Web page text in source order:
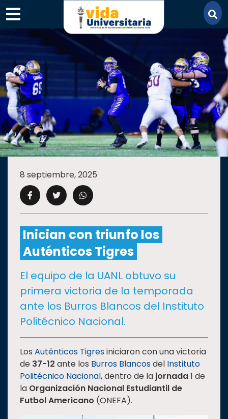
×
SECCIONES
ACADEMIA
CAMPUS UANL
CULTURA
DEPORTES
I+D+IEXPERTOS
SALUD
SUSTENTABILIDAD
8 septiembre, 2025
Inician con triunfo los
Auténticos Tigres
El equipo de la UANL obtuvo su
primera victoria de la temporada
ante los Burros Blancos del Instituto
Politécnico Nacional.
Los Auténticos Tigresiniciaron con una victoria
de 37-12 ante los Burros Blancosdel Instituto
Politécnico Nacional, dentro de la jornada1 de
la Organización Nacional Estudiantil de
Futbol Americano (ONEFA).